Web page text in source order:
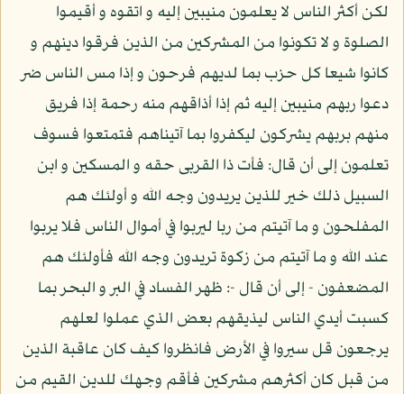
لكن أكثر الناس لا يعلمون منيبين إليه و اتقوه و أقيموا
الصلوة و لا تكونوا من المشركين من الذين فرقوا دينهم و
كانوا شيعا كل حزب بما لديهم فرحون و إذا مس الناس ضر
دعوا ربهم منيبين إليه ثم إذا أذاقهم منه رحمة إذا فريق
منهم بربهم يشركون ليكفروا بما آتيناهم فتمتعوا فسوف
تعلمون إلى أن قال: فأت ذا القربى حقه و المسكين و ابن
السبيل ذلك خير للذين يريدون وجه الله و أولئك هم
المفلحون و ما آتيتم من ربا ليربوا في أموال الناس فلا يربوا
عند الله و ما آتيتم من زكوة تريدون وجه الله فأولئك هم
المضعفون - إلى أن قال -: ظهر الفساد في البر و البحر بما
كسبت أيدي الناس ليذيقهم بعض الذي عملوا لعلهم
يرجعون قل سيروا في الأرض فانظروا كيف كان عاقبة الذين
من قبل كان أكثرهم مشركين فأقم وجهك للدين القيم من